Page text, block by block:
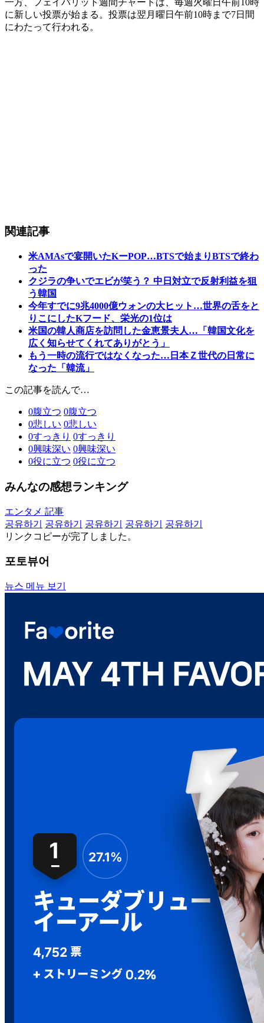
に新しい投票が始まる。投票は翌月曜日午前10時まで7日間
にわたって行われる。
関連記事
米AMAsで宴開いたKーPOP…BTSで始まりBTSで終わ
った
クジラの争いでエビが笑う？ 中日対立で反射利益を狙
う韓国
今年すでに9兆4000億ウォンの大ヒット…世界の舌をと
りこにしたKフード、栄光の1位は
米国の韓人商店を訪問した金恵景夫人…「韓国文化を
広く知らせてくれてありがとう」
もう一時の流行ではなくなった…日本Ｚ世代の日常に
なった「韓流」
この記事を読んで…
0腹立つ 0腹立つ
0悲しい 0悲しい
0すっきり 0すっきり
0興味深い 0興味深い
0役に立つ 0役に立つ
みんなの感想ランキング
エンタメ 記事
공유하기
공유하기 공유하기 공유하기
공유하기
リンクコピーが完了しました。
포토뷰어
뉴스 메뉴 보기